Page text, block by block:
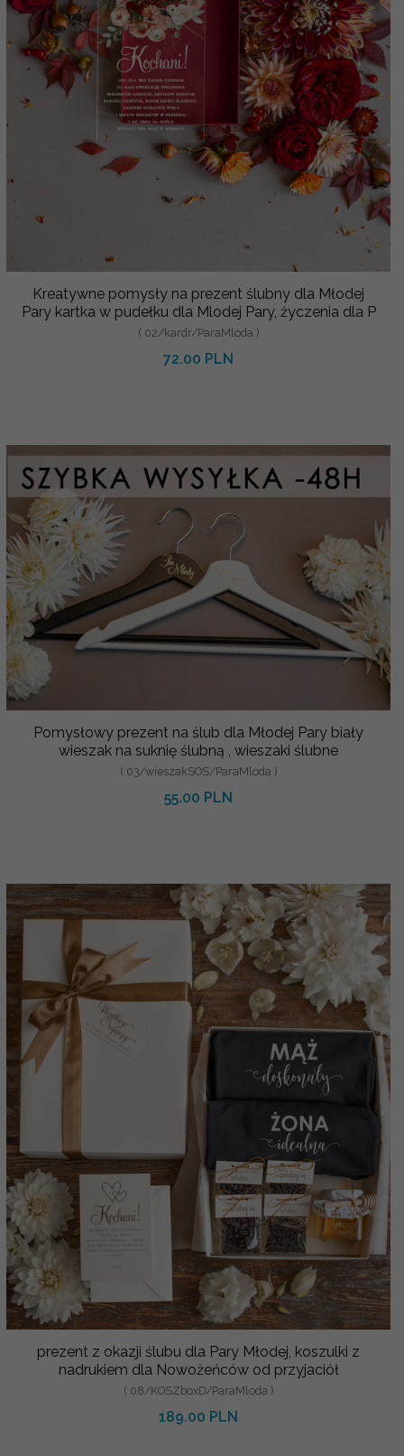
Kreatywne pomysły na prezent ślubny dla Młodej
Pary kartka w pudełku dla Mlodej Pary, życzenia dla P
( 02/kardr/ParaMloda )
72.00 PLN
Pomysłowy prezent na ślub dla Młodej Pary biały
wieszak na suknię ślubną , wieszaki ślubne
( 03/wieszakSOS/ParaMloda )
55.00 PLN
prezent z okazji ślubu dla Pary Młodej, koszulki z
nadrukiem dla Nowożeńców od przyjaciół
( 08/KOSZboxD/ParaMloda )
189.00 PLN